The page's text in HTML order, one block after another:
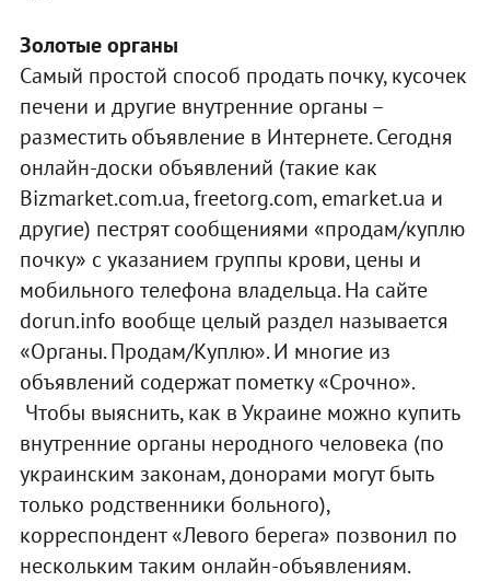
Золотые органы
Самый простой способ продать почку, кусочек
печени и другие внутренние органы –
разместить объявление в Интернете. Сегодня
онлайн-доски объявлений (такие как
Bizmarket.com.ua, freetorg.com, emarket.ua и
другие) пестрят сообщениями «продам/куплю
почку» с указанием группы крови, цены и
мобильного телефона владельца. На сайте
dorun.info вообще целый раздел называется
«Органы. Продам/Куплю». И многие из
объявлений содержат пометку «Срочно».
Чтобы выяснить, как в Украине можно купить
внутренние органы неродного человека (по
украинским законам, донорами могут быть
только родственники больного),
корреспондент «Левого берега» позвонил по
нескольким таким онлайн-объявлениям.